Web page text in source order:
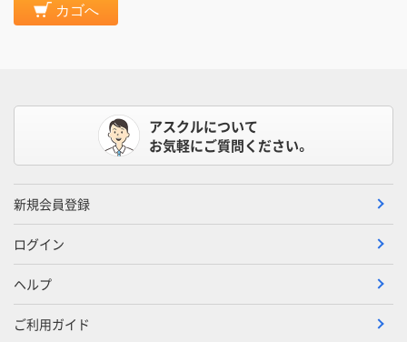
カゴへ
アスクルについて
お気軽にご質問ください。
新規会員登録
ログイン
ヘルプ
ご利用ガイド